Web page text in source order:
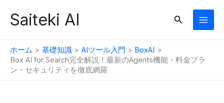
Saiteki AI
検
ホーム 基礎知識 AIツール入門
BoxAI
Box AI for Search完全解説！最新のAgents機能・料金プラ
ン・セキュリティを徹底網羅